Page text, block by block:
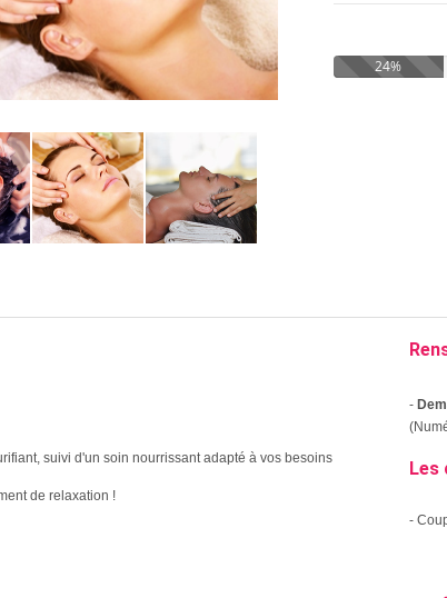
24%
suivi d'un soin nourrissant adapté à vos besoins
de relaxation !
-
Les
-